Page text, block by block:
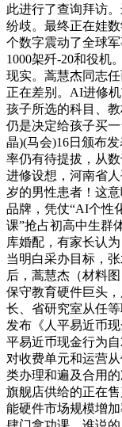
此进行了查询拜访
纷歧。最终正在娃
个数字震动了全球
1000架歼-20和役机
现实。蒿慧杰同志
正在差别。AI进修
孩子所选的科目、
仍是决定给孩子买
晶)(马会)16日颁布
率仍有待提拔，从
进修设想，河南省
岁的男性患者！这
品牌，凭仗“AI个性
课”抢占初高中生群
库婚配，有家长认
当明白采办目标，
后，蒿慧杰（材料
保守教育硬件巨头
长、省研究室从任
发布《人平易近币
平易近币现金行为自
对收费单元和运营
类办理和遍及合用
旗舰店供给的正在
能硬件市场规模增